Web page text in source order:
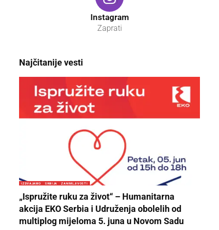
Instagram
Zaprati
Najčitanije vesti
IZDVAJAMO SRBIJA ZANIMLJIVOSTI
„Ispružite ruku za život“ – Humanitarna
akcija EKO Serbia i Udruženja obolelih od
multiplog mijeloma 5. juna u Novom Sadu